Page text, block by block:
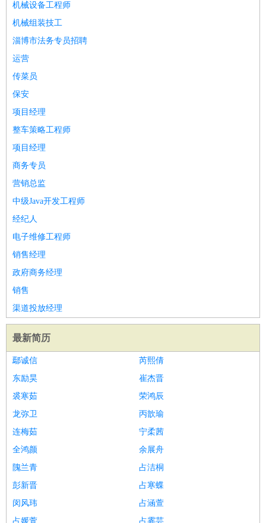
机械设备工程师
机械组装技工
淄博市法务专员招聘
运营
传菜员
保安
项目经理
整车策略工程师
项目经理
商务专员
营销总监
中级Java开发工程师
经纪人
电子维修工程师
销售经理
政府商务经理
销售
渠道投放经理
最新简历
鄢诚信
芮熙倩
东励昊
崔杰晋
裘寒茹
荣鸿辰
龙弥卫
丙歆瑜
连梅茹
宁柔茜
全鸿颜
余展舟
隗兰青
占洁桐
彭新晋
占寒蝶
闵风玮
占涵萱
占媛萱
占霎芸